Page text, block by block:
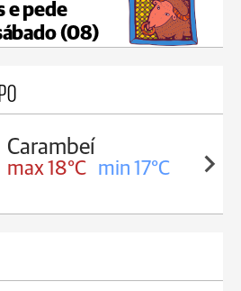
e pede
(08)
Carambeí
max 18°C min 17°C